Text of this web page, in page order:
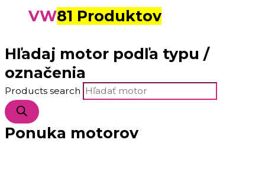
VW81 Produktov
Hľadaj motor podľa typu /
označenia
Products search
Ponuka motorov